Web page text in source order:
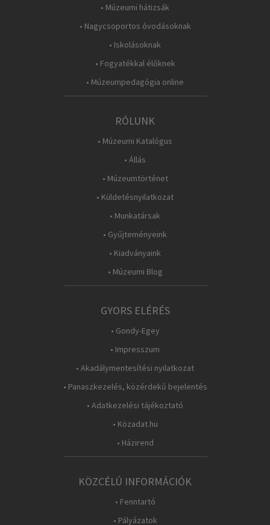
• Múzeumi hátizsák
• Nagycsoportos óvodásoknak
• Iskolásoknak
• Fogyatékkal élőknek
• Múzeumpedagógia online
RÓLUNK
• Múzeumi Katalógus
• Állás
• Múzeumtörténet
• Küldetésnyilatkozat
• Munkatársak
• Gyűjteményeink
• Kiadványaink
• Múzeumi Blog
GYORS ELÉRÉS
• Gondy-Egey
• Impresszum
• Akadálymentesítési nyilatkozat
• Panaszkezelés, közérdekű bejelentés
• Adatkezelési tájékoztató
• Közadat.hu
• Házirend
KÖZCÉLÚ INFORMÁCIÓK
• Fenntartó
• Pályázatok